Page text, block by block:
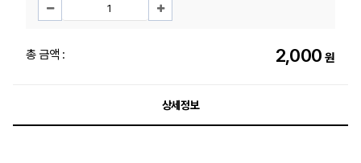
총 금액 : 2,000 원
상세정보